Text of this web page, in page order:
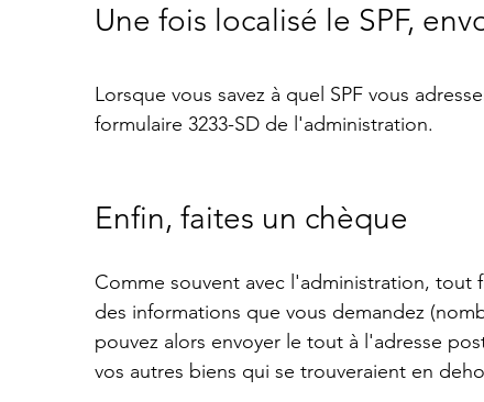
Une fois localisé le SPF,
Lorsque vous savez à quel SPF vous
formulaire 3233-SD de l'administration.
Enfin, faites un chèque
Comme souvent avec l'administration,
des informations que vous demandez
pouvez alors envoyer le tout à l'adresse
vos autres biens qui se trouveraient en